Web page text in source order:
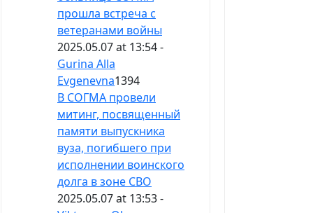
прошла встреча с
ветеранами войны
2025.05.07 at 13:54 -
Gurina Alla
Evgenevna1394
В СОГМА провели
митинг, посвященный
памяти выпускника
вуза, погибшего при
исполнении воинского
долга в зоне СВО
2025.05.07 at 13:53 -